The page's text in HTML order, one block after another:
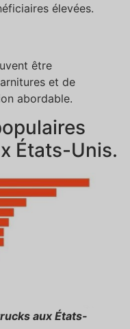
élevées.
être
et de
abordable.
États-Unis.
aux États-